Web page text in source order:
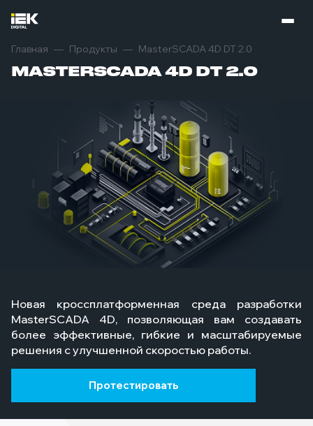
Главная Продукты MasterSCADA 4D DT 2.0
MASTERSCADA 4D DT 2.0
Новая кроссплатформенная среда разработки
MasterSCADA 4D, позволяющая вам создавать
более эффективные, гибкие и масштабируемые
решения с улучшенной скоростью работы.
Протестировать